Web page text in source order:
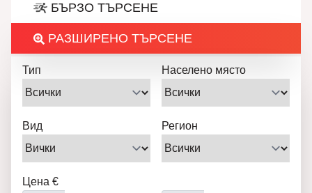
БЪРЗО ТЪРСЕНЕ
РАЗШИРЕНО ТЪРСЕНЕ
Тип Населено място
Вид Регион
Цена €